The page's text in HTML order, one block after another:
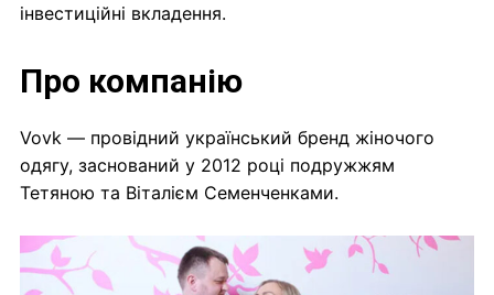
інвестиційні вкладення.
Про компанію
Vovk — провідний український бренд жіночого
одягу, заснований у 2012 році подружжям
Тетяною та Віталієм Семенченками.